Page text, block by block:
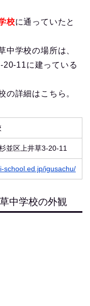
校に通っていたと
中学校の場所は、
11に建っている
の詳細はこちら。
並区上井草3-20-11
school.ed.jp/igusachu/
中学校の外観